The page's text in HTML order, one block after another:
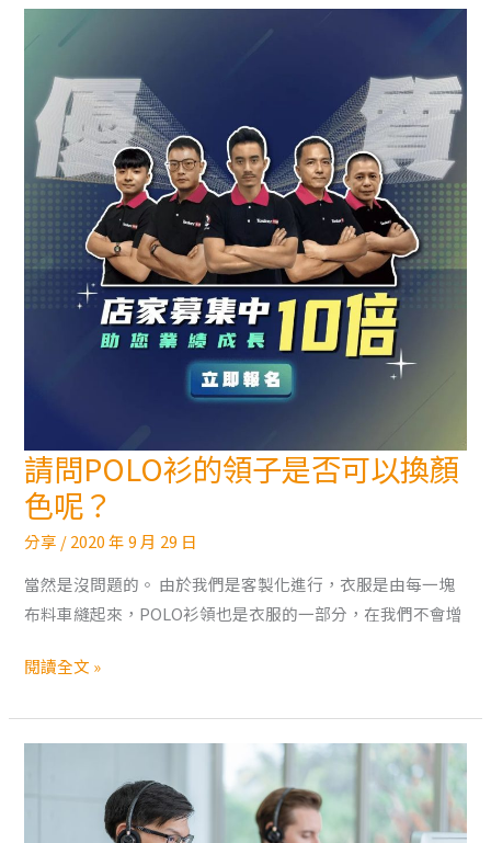
請問POLO衫的領子是否可以換顏
色呢？
分享 /2020 年 9 月 29 日
當然是沒問題的。 由於我們是客製化進行，衣服是由每一塊
布料車縫起來，POLO衫領也是衣服的一部分，在我們不會增
請
問
POLO
衫
的
領
是
閱讀全文 »